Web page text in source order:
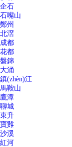
企石
石嘴山
鄭州
北滘
成都
花都
盤錦
大涌
鎮(zhèn)江
馬鞍山
鷹潭
聊城
東升
寶雞
沙溪
紅河